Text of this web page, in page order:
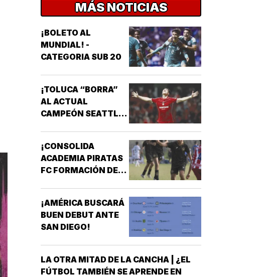
MÁS NOTICIAS
¡BOLETO AL
MUNDIAL! -
CATEGORIA SUB 20
¡TOLUCA “BORRA”
AL ACTUAL
CAMPEÓN SEATTLE
¡CONSOLIDA
ACADEMIA PIRATAS
FC FORMACIÓN DE
¡AMÉRICA BUSCARÁ
BUEN DEBUT ANTE
SAN DIEGO!
LA OTRA MITAD DE LA CANCHA | ¿EL
FÚTBOL TAMBIÉN SE APRENDE EN